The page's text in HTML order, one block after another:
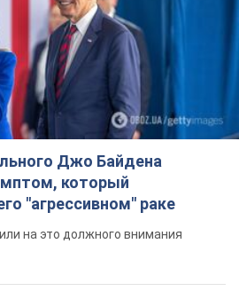
Джо Байдена
который
"агрессивном" раке
на это должного внимания